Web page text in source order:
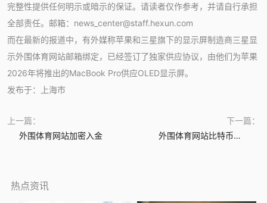
完整性提供任何明示或暗示的保证。请读者仅作参考，并请自行承担
全部责任。邮箱：news_center@staff.hexun.com
而在最新的报道中，有外媒称苹果和三星旗下的显示屏制造商三星显
示外围体育网站邮箱绑定，已经签订了独家供应协议，由他们为苹果
2026年将推出的MacBook Pro供应OLED显示屏。
发布于：上海市
上一篇：
外围体育网站加密入金
下一篇：
外围体育网站比特币教程
热点资讯